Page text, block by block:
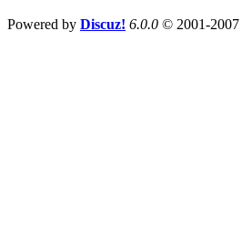
Powered by Discuz! 6.0.0 © 2001-2007